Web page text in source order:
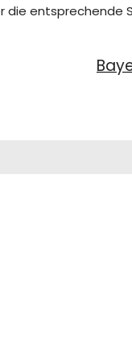
entsprechende